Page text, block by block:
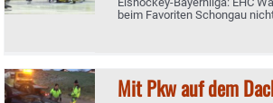
beim Favoriten Schongau
Mit Pkw auf dem